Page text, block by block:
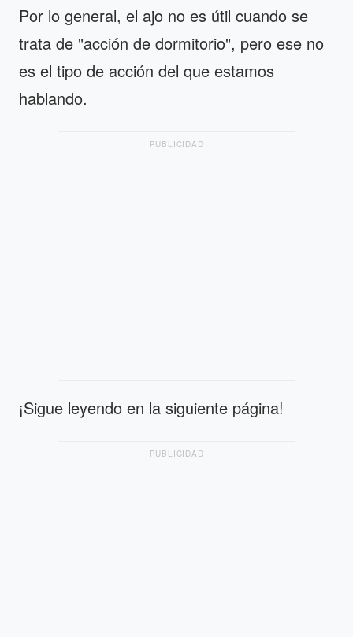
Por lo general, el ajo no es útil cuando se
trata de "acción de dormitorio", pero ese no
es el tipo de acción del que estamos
hablando.
PUBLICIDAD
¡Sigue leyendo en la siguiente página!
PUBLICIDAD